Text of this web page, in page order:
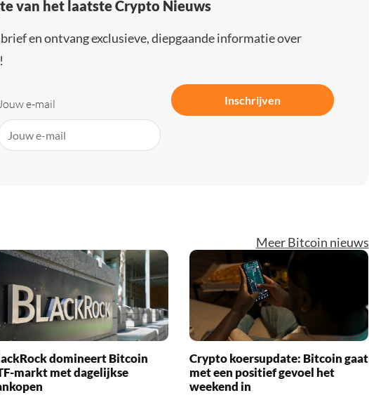
van het laatste Crypto Nieuws
en ontvang exclusieve, diepgaande informatie over
e-mail Inschrijven
Meer Bitcoin nieuws
domineert Bitcoin
markt met dagelijkse
Crypto koersupdate: Bitcoin gaat
met een positief gevoel het
weekend in